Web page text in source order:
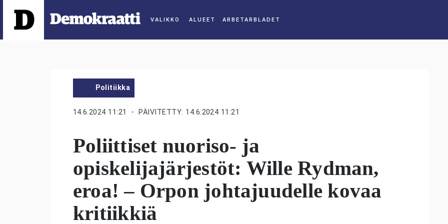
ALUEET
Politiikka
14.6.2024 11:21 ・ PÄIVITETTY: 14.6.2024 11:21
Poliittiset nuoriso- ja
opiskelijajärjestöt: Wille Rydman,
eroa! – Orpon johtajuudelle kovaa
kritiikkiä